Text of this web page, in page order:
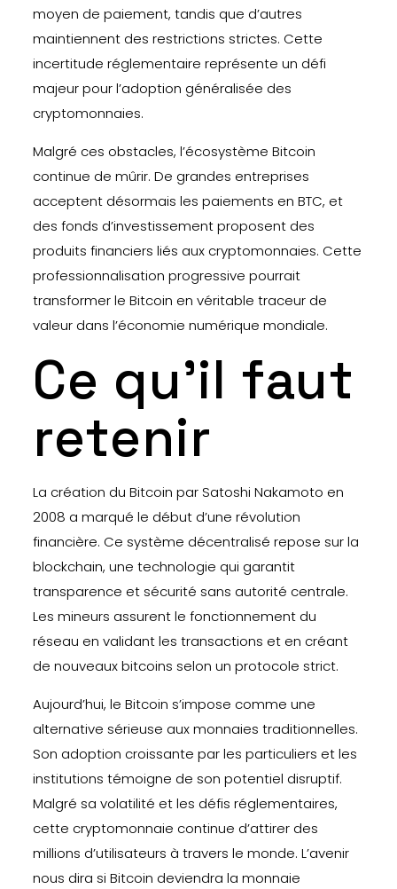
moyen de paiement, tandis que d’autres
maintiennent des restrictions strictes. Cette
incertitude réglementaire représente un défi
majeur pour l’adoption généralisée des
cryptomonnaies.
Malgré ces obstacles, l’écosystème Bitcoin
continue de mûrir. De grandes entreprises
acceptent désormais les paiements en BTC, et
des fonds d’investissement proposent des
produits financiers liés aux cryptomonnaies. Cette
professionnalisation progressive pourrait
transformer le Bitcoin en véritable traceur de
valeur dans l’économie numérique mondiale.
Ce qu’il faut
retenir
La création du Bitcoin par Satoshi Nakamoto en
2008 a marqué le début d’une révolution
financière. Ce système décentralisé repose sur la
blockchain, une technologie qui garantit
transparence et sécurité sans autorité centrale.
Les mineurs assurent le fonctionnement du
réseau en validant les transactions et en créant
de nouveaux bitcoins selon un protocole strict.
Aujourd’hui, le Bitcoin s’impose comme une
alternative sérieuse aux monnaies traditionnelles.
Son adoption croissante par les particuliers et les
institutions témoigne de son potentiel disruptif.
Malgré sa volatilité et les défis réglementaires,
cette cryptomonnaie continue d’attirer des
millions d’utilisateurs à travers le monde. L’avenir
nous dira si Bitcoin deviendra la monnaie